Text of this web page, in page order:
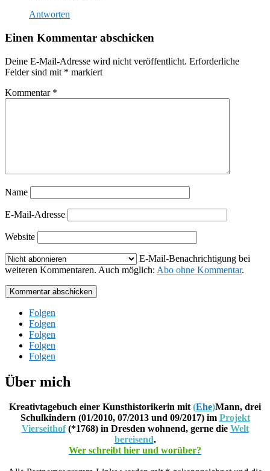
Antworten
Einen Kommentar abschicken
Deine E-Mail-Adresse wird nicht veröffentlicht. Erforderliche
Felder sind mit * markiert
Kommentar *
Name
E-Mail-Adresse
Website
E-Mail-Benachrichtigung bei
weiteren Kommentaren. Auch möglich: Abo ohne Kommentar.
Kommentar abschicken
Folgen
Folgen
Folgen
Folgen
Folgen
Über mich
Kreativtagebuch einer Kunsthistorikerin mit(Ehe)Mann, drei
Schulkindern (01/2010, 07/2013 und 09/2017) im Projekt
Vierseithof(*1768) in Dresden wohnend, gerne die Welt
bereisend.
Wer schreibt hier und worüber?